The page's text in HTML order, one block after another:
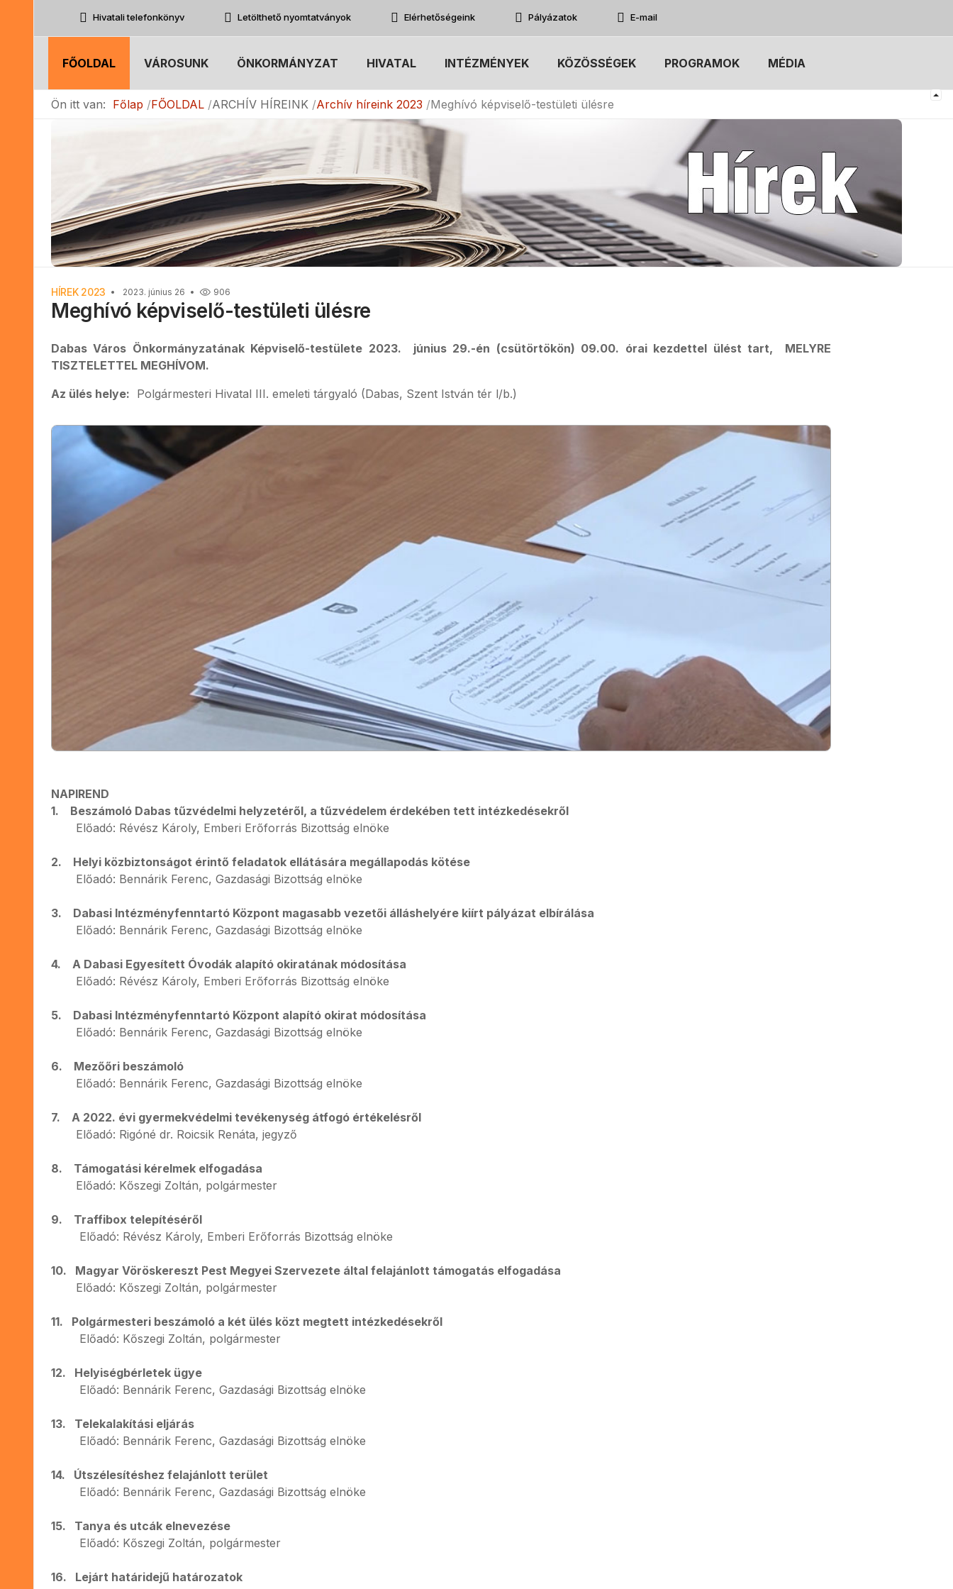
Hivatali telefonkönyv Letölthető nyomtatványok Elérhetőségeink Pályázatok E-mail
FŐOLDAL VÁROSUNK ÖNKORMÁNYZAT HIVATAL INTÉZMÉNYEK KÖZÖSSÉGEK PROGRAMOK MÉDIA
Ön itt van: Főlap FŐOLDAL ARCHÍV HÍREINK Archív híreink 2023 Meghívó képviselő-testületi ülésre
HÍREK 2023 2023. június 26 906
Meghívó képviselő-testületi ülésre
Dabas Város Önkormányzatának Képviselő-testülete 2023. június 29.-én (csütörtökön) 09.00. órai kezdettel ülést tart, MELYRE
TISZTELETTEL MEGHÍVOM.
Az ülés helye: Polgármesteri Hivatal III. emeleti tárgyaló (Dabas, Szent István tér l/b.)
NAPIREND
1. Beszámoló Dabas tűzvédelmi helyzetéről, a tűzvédelem érdekében tett intézkedésekről
Előadó: Révész Károly, Emberi Erőforrás Bizottság elnöke
2. Helyi közbiztonságot érintő feladatok ellátására megállapodás kötése
Előadó: Bennárik Ferenc, Gazdasági Bizottság elnöke
3. Dabasi Intézményfenntartó Központ magasabb vezetői álláshelyére kiírt pályázat elbírálása
Előadó: Bennárik Ferenc, Gazdasági Bizottság elnöke
4. A Dabasi Egyesített Óvodák alapító okiratának módosítása
Előadó: Révész Károly, Emberi Erőforrás Bizottság elnöke
5. Dabasi Intézményfenntartó Központ alapító okirat módosítása
Előadó: Bennárik Ferenc, Gazdasági Bizottság elnöke
6. Mezőőri beszámoló
Előadó: Bennárik Ferenc, Gazdasági Bizottság elnöke
7. A 2022. évi gyermekvédelmi tevékenység átfogó értékelésről
Előadó: Rigóné dr. Roicsik Renáta, jegyző
8. Támogatási kérelmek elfogadása
Előadó: Kőszegi Zoltán, polgármester
9. Traffibox telepítéséről
Előadó: Révész Károly, Emberi Erőforrás Bizottság elnöke
10. Magyar Vöröskereszt Pest Megyei Szervezete által felajánlott támogatás elfogadása
Előadó: Kőszegi Zoltán, polgármester
11. Polgármesteri beszámoló a két ülés közt megtett intézkedésekről
Előadó: Kőszegi Zoltán, polgármester
12. Helyiségbérletek ügye
Előadó: Bennárik Ferenc, Gazdasági Bizottság elnöke
13. Telekalakítási eljárás
Előadó: Bennárik Ferenc, Gazdasági Bizottság elnöke
14. Útszélesítéshez felajánlott terület
Előadó: Bennárik Ferenc, Gazdasági Bizottság elnöke
15. Tanya és utcák elnevezése
Előadó: Kőszegi Zoltán, polgármester
16. Lejárt határidejű határozatok